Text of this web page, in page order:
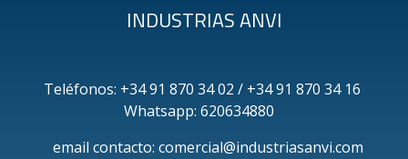
INDUSTRIAS ANVI
Teléfonos: +34 91 870 34 02 / +34 91 870 34 16
Whatsapp: 620634880
email contacto: comercial@industriasanvi.com